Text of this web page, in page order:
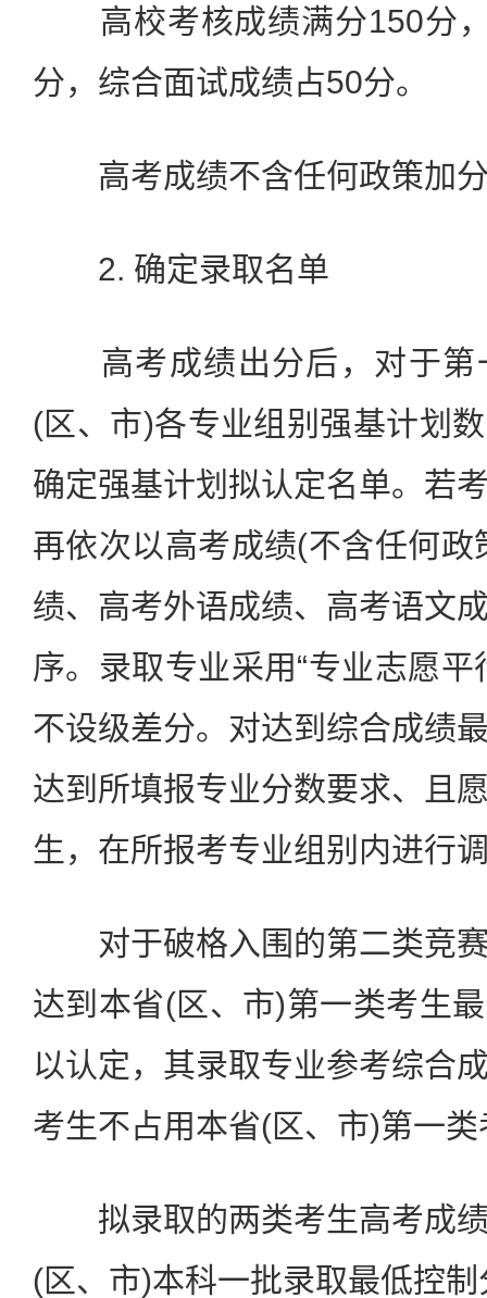
高校考核成绩满分150分，
分，综合面试成绩占50分。
高考成绩不含任何政策加
2. 确定录取名单
高考成绩出分后，对于第
(区、市)各专业组别强基计划
确定强基计划拟认定名单。若
再依次以高考成绩(不含任何
绩、高考外语成绩、高考语文
序。录取专业采用“专业志愿
不设级差分。对达到综合成绩
达到所填报专业分数要求、且
生，在所报考专业组别内进行
对于破格入围的第二类竞赛
达到本省(区、市)第一类考生
以认定，其录取专业参考综合
考生不占用本省(区、市)第一
拟录取的两类考生高考成绩
(区、市)本科一批录取最低控